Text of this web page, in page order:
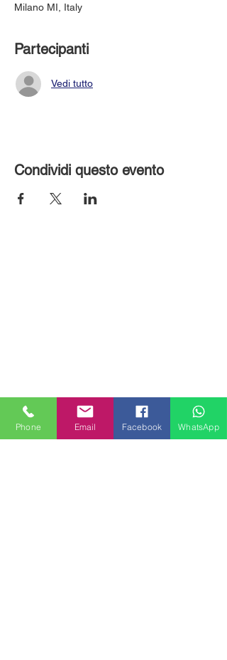
Milano MI, Italy
Partecipanti
Vedi tutto
Condividi questo evento
MILANHOUSES
Phone Email Facebook WhatsApp